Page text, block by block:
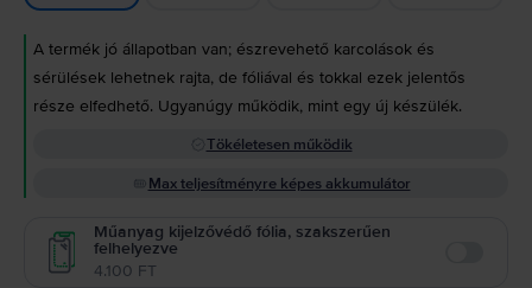
A termék jó állapotban van; észrevehető karcolások és
sérülések lehetnek rajta, de fóliával és tokkal ezek jelentős
része elfedhető. Ugyanúgy működik, mint egy új készülék.
Tökéletesen működik
Max teljesítményre képes akkumulátor
Műanyag kijelzővédő fólia, szakszerűen
felhelyezve
4.100 FT